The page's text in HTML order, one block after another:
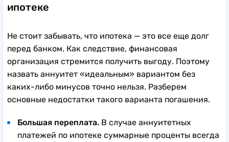
ипотеке
Не стоит забывать, что ипотека — это все еще долг
перед банком. Как следствие, финансовая
организация стремится получить выгоду. Поэтому
назвать аннуитет «идеальным» вариантом без
каких-либо минусов точно нельзя. Разберем
основные недостатки такого варианта погашения.
Большая переплата. В случае аннуитетных
платежей по ипотеке суммарные проценты всегда